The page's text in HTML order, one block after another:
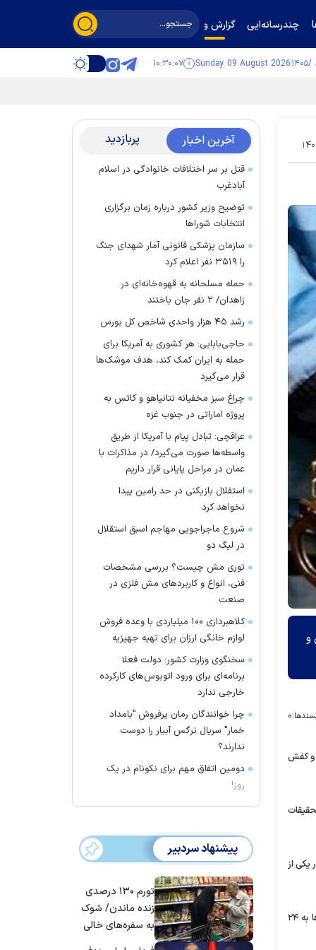
چندرسانه‌ایی گزارش و گفت‌وگو
Sunday 09 August 2026 ۱۰:۳۰:۰۸
۱۲
و
۰
و کفش
۲ زن هستند شناسایی و تحقیقات
یکی از
سرهنگ دهقانی عنوان کرد: متهمان پس از انتقال به کلانتری در چندین مرحله بازجوئی و مواجهه با تصاویر به‌دست آمده از آن‌ها در تعدادی از سرقت‌ها به ۲۴
آخرین اخبار پربازدید
قتل بر سر اختلافات خانوادگی در اسلام
آبادغرب
توضیح وزیر کشور درباره زمان برگزاری
انتخابات شورا‌ها
سازمان پزشکی قانونی آمار شهدای جنگ
را ۳۵۱۹ نفر اعلام کرد
حمله مسلحانه به قهوه‌خانه‌ای در
زاهدان/ ۲ نفر جان باختند
رشد ۴۵ هزار واحدی شاخص کل بورس
حاجی‌بابایی: هر کشوری به آمریکا برای
حمله به ایران کمک کند، هدف موشک‌ها
قرار می‌گیرد
چراغ سبز مخفیانه نتانیاهو و کاتس به
پروژه اماراتی در جنوب غزه
عراقچی: تبادل پیام با آمریکا از طریق
واسطه‌ها صورت می‌گیرد/ در مذاکرات با
عمان در مراحل پایانی قرار داریم
استقلال بازیکنی در حد رامین پیدا
نخواهد کرد
شروع ماجراجویی مهاجم اسبق استقلال
در لیگ دو
توری مش چیست؟ بررسی مشخصات
فنی، انواع و کاربردهای مش فلزی در
صنعت
کلاهبرداری ۱۰۰ میلیاردی با وعده فروش
لوازم خانگی ارزان برای تهیه جهیزیه
سخنگوی وزارت کشور: دولت فعلا
برنامه‌ای برای ورود اتوبوس‌های کارکرده
خارجی ندارد
چرا خوانندگان رمان پرفروش "بامداد
خمار" سریال نرگس آبیار را دوست
ندارند؟
دومین اتفاق مهم برای نکونام در یک
روز!
پیشنهاد سردبیر
تورم ۱۳۰ درصدی
زنده ماندن/ شوک
به سفره‌های خالی